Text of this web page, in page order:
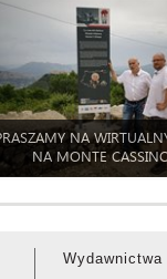
NA
NA MONTE
Wydawnictwa